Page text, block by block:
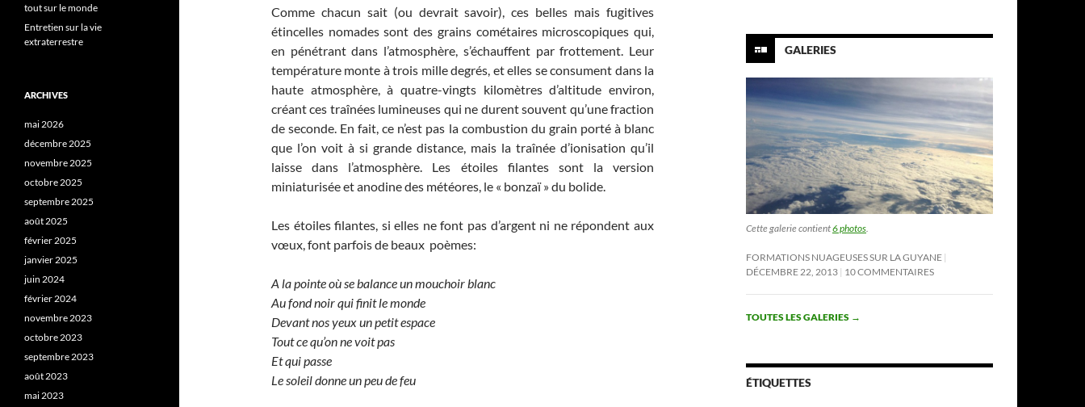
Comme chacun sait (ou devrait savoir), ces belles mais fugitives
étincelles nomades sont des grains cométaires microscopiques qui,
en pénétrant dans l’atmosphère, s’échauffent par frottement. Leur
température monte à trois mille degrés, et elles se consument dans la
haute atmosphère, à quatre-vingts kilomètres d’altitude environ,
créant ces traînées lumineuses qui ne durent souvent qu’une fraction
de seconde. En fait, ce n’est pas la combustion du grain porté à blanc
que l’on voit à si grande distance, mais la traînée d’ionisation qu’il
laisse dans l’atmosphère. Les étoiles filantes sont la version
miniaturisée et anodine des météores, le « bonzaï » du bolide.
Les étoiles filantes, si elles ne font pas d’argent ni ne répondent aux
vœux, font parfois de beaux poèmes:
A la pointe où se balance un mouchoir blanc
Au fond noir qui finit le monde
Devant nos yeux un petit espace
Tout ce qu’on ne voit pas
Et qui passe
Le soleil donne un peu de feu
GALERIES
Cette galerie contient6 photos.
FORMATIONS NUAGEUSES SUR LA GUYANE
DÉCEMBRE 22, 2013 10 COMMENTAIRES
TOUTES LES GALERIES →
ÉTIQUETTES
tout sur le monde
Entretien sur la vie
extraterrestre
ARCHIVES
mai 2026
décembre 2025
novembre 2025
octobre 2025
septembre 2025
août 2025
février 2025
janvier 2025
juin 2024
février 2024
novembre 2023
octobre 2023
septembre 2023
août 2023
mai 2023